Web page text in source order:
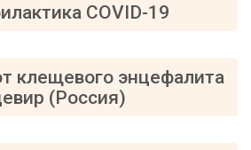
COVID-19
клещевого энцефалита
(Россия)